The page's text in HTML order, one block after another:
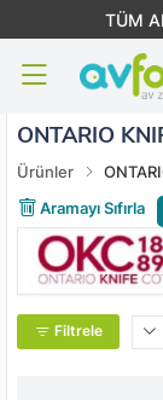
TÜM
ONTARIO
Ürünler
Aramayı Sıfırla
Filtrele